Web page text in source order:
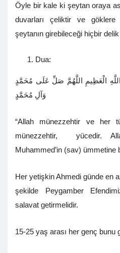
Öyle bir kale ki şeytan oraya
duvarları çeliktir ve
şeytanın girebileceği hiçbir
Dua:
الْعَظِيمِ اللَّهُمَّ صَلِّ عَلَى مُحَمَّدٍ
وَآلِ مُحَمَّدٍ
“Allah münezzehtir ve her
münezzehtir, yücedir.
Muhammed’in (sav) ümmetine
Her yetişkin Ahmedi günde en
şekilde Peygamber
salavat getirmelidir.
15-25 yaş arası her genç bunu